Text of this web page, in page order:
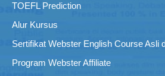
TOEFL Prediction
Alur Kursus
Sertifikat Webster English Course Asli
Program Webster Affiliate